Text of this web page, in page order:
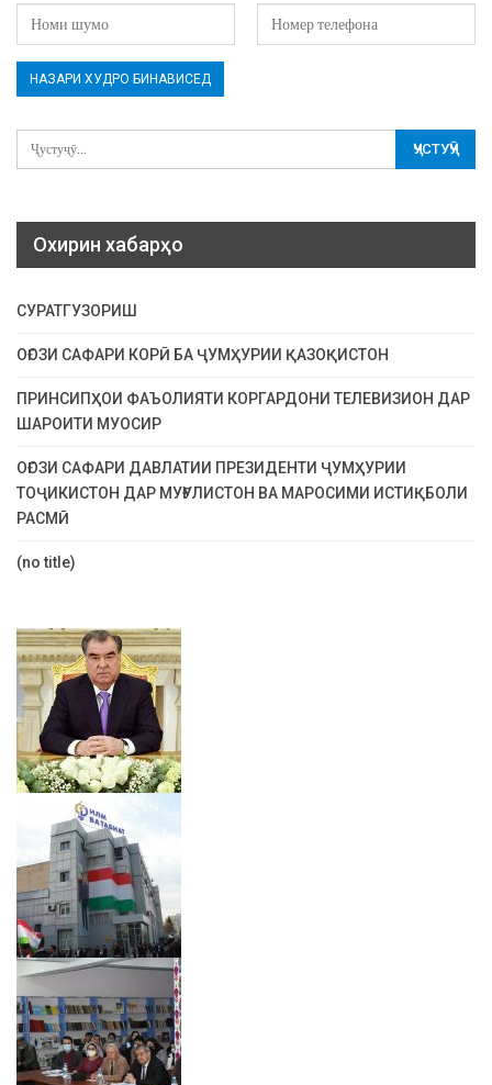
Охирин хабарҳо
СУРАТГУЗОРИШ
ОҒОЗИ САФАРИ КОРӢ БА ҶУМҲУРИИ ҚАЗОҚИСТОН
ПРИНСИПҲОИ ФАЪОЛИЯТИ КОРГАРДОНИ ТЕЛЕВИЗИОН ДАР
ШАРОИТИ МУОСИР
ОҒОЗИ САФАРИ ДАВЛАТИИ ПРЕЗИДЕНТИ ҶУМҲУРИИ
ТОҶИКИСТОН ДАР МУҒУЛИСТОН ВА МАРОСИМИ ИСТИҚБОЛИ
РАСМӢ
(no title)